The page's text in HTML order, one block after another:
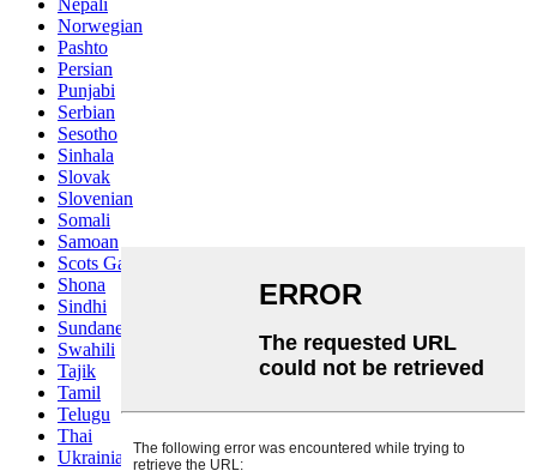
Nepali
Norwegian
Pashto
Persian
Punjabi
Serbian
Sesotho
Sinhala
Slovak
Slovenian
Somali
Samoan
Scots Gaelic
Shona
Sindhi
Sundanese
Swahili
Tajik
Tamil
Telugu
Thai
Ukrainian